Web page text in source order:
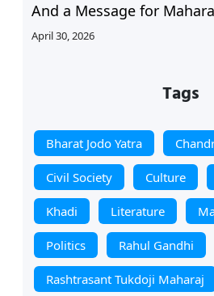
And a Message for
April 30, 2026
Tags
Bharat Jodo Yatra
Civil Society Culture
Khadi Literature
Politics Rahul Gandhi
Rashtrasant Tukdoji Maharaj